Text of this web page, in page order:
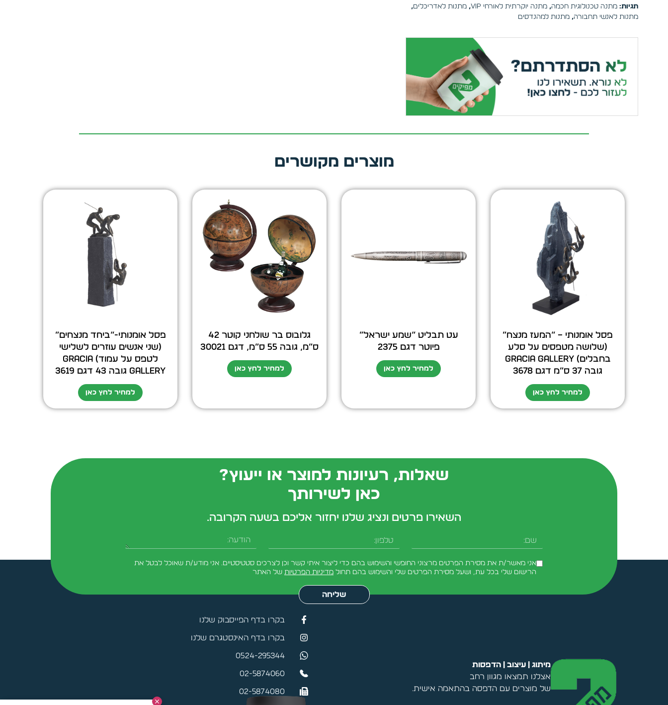
תגיות: מתנה טכנולוגית חכמה,מתנה יוקרתית לאורחי VIP ,מתנות לאדריכלים,
מתנות לאנשי תחבורה,מתנות למהנדסים
מוצרים מקושרים
פסל אומנותי – “המעז מנצח”
(שלושה מטפסים על סלע
בחבלים) GRACIA GALLERY
גובה 37 ס”מ דגם 3678
למחיר לחץ כאן
עט תבליט “שמע ישראל”
פיוטר דגם 2375
למחיר לחץ כאן
גלובוס בר שולחני קוטר 42
ס”מ, גובה 55 ס”מ, דגם 30021
למחיר לחץ כאן
פסל אומנותי-“ביחד מנצחים”
(שני אנשים עוזרים לשלישי
לטפס על עמוד) GRACIA
GALLERY גובה 43 דגם 3619
למחיר לחץ כאן
שאלות, רעיונות למוצר או ייעוץ?
כאן לשירותך
השאירו פרטים ונציג שלנו יחזור אליכם בשעה הקרובה.
שם טלפון הודעה
אני מאשר/ת את מסירת הפרטים מרצוני החופשי והשימוש בהם כדי ליצור איתי קשר וכן לצרכים סטטיסטיים. אני מודע/ת שאוכל לבטל את
הרישום שלי בכל עת, ושעל מסירת הפרטים שלי והשימוש בהם תחול מדיניות הפרטיות של האתר
שליחה
מיתוג | עיצוב | הדפסות
אצלנו תמצאו מגוון רחב
של מוצרים עם הדפסה בהתאמה אישית.
בקרו בדף הפייסבוק שלנו
בקרו בדף האינסטגרם שלנו
0524-295344
02-5874060
02-5874080